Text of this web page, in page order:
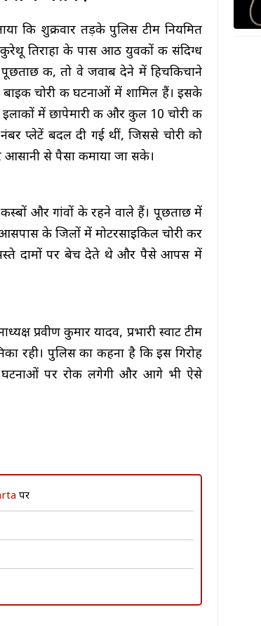
कि शुक्रवार तड़के पुलिस टीम नियमित
तिराहा के पास आठ युवकों की संदिग्ध
की, तो वे जवाब देने में हिचकिचाने
चोरी की घटनाओं में शामिल हैं। इसके
में छापेमारी की और कुल 10 चोरी की
प्लेटें बदल दी गई थीं, जिससे चोरी को
आसानी से पैसा कमाया जा सके।
और गांवों के रहने वाले हैं। पूछताछ में
के जिलों में मोटरसाइकिल चोरी कर
दामों पर बेच देते थे और पैसे आपस में
प्रवीण कुमार यादव, प्रभारी स्वाट टीम
रही। पुलिस का कहना है कि इस गिरोह
घटनाओं पर रोक लगेगी और आगे भी ऐसे
पर